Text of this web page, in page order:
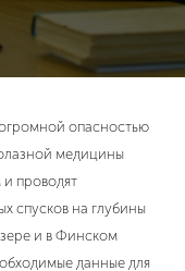
опасностью
медицины
проводят
спусков на глубины
и в Финском
данные для